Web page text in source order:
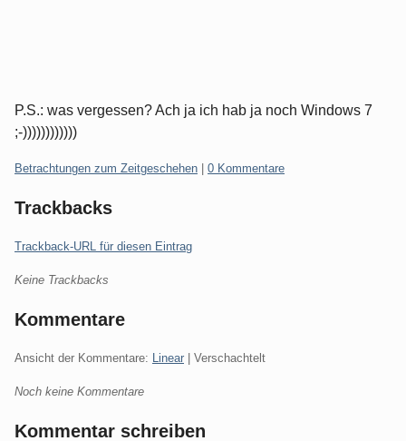
P.S.: was vergessen? Ach ja ich hab ja noch Windows 7
;-))))))))))))
Kategorien:
Betrachtungen zum Zeitgeschehen 0 Kommentare
Trackbacks
Trackback-URL für diesen Eintrag
Keine Trackbacks
Kommentare
Ansicht der Kommentare: Linear | Verschachtelt
Noch keine Kommentare
Kommentar schreiben